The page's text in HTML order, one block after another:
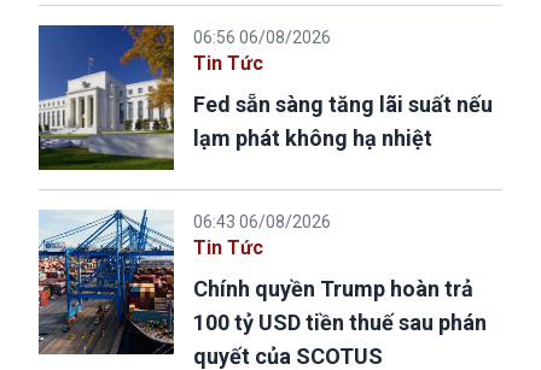
06:56 06/08/2026
Tin Tức
Fed sẵn sàng tăng lãi suất nếu
lạm phát không hạ nhiệt
06:43 06/08/2026
Tin Tức
Chính quyền Trump hoàn trả
100 tỷ USD tiền thuế sau phán
quyết của SCOTUS